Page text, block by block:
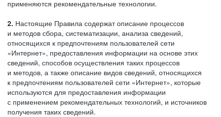
применяются рекомендательные технологии.
2. Настоящие Правила содержат описание процессов
и методов сбора, систематизации, анализа сведений,
относящихся к предпочтениям пользователей сети
«Интернет», предоставления информации на основе этих
сведений, способов осуществления таких процессов
и методов, а также описание видов сведений, относящихся
к предпочтениям пользователей сети «Интернет», которые
используются для предоставления информации
с применением рекомендательных технологий, и источников
получения таких сведений.